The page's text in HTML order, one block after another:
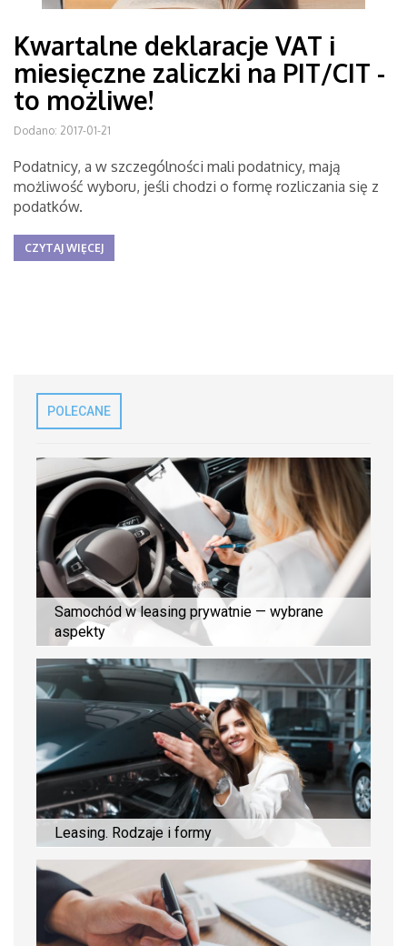
Kwartalne deklaracje VAT i
miesięczne zaliczki na PIT/CIT -
to możliwe!
Dodano: 2017-01-21
Podatnicy, a w szczególności mali podatnicy, mają
możliwość wyboru, jeśli chodzi o formę rozliczania się z
podatków.
CZYTAJ WIĘCEJ
POLECANE
Samochód w leasing prywatnie — wybrane
aspekty
Leasing. Rodzaje i formy